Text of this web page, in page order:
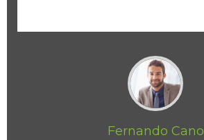
Fernando Cano